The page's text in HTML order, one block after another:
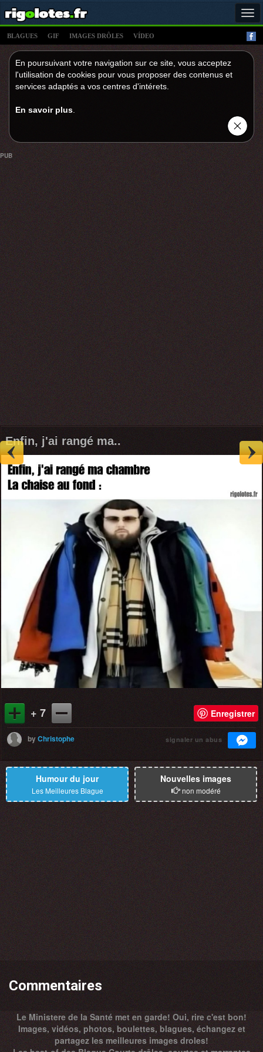
BLAGUES GIF IMAGES DRÔLES VÍDEO
En poursuivant votre navigation sur ce site, vous acceptez
l'utilisation de cookies pour vous proposer des contenus et
services adaptés a vos centres d'intérets.
En savoir plus
PUB
Enfin, j'ai rangé ma..
+ 7 Enregistrer
byChristophe signaler un abus
Humour du jour
Les Meilleures Blague
Nouvelles images
non modéré
Commentaires
Le Ministere de la Santé met en garde! Oui, rire c'est bon!
Images, vidéos, photos, boulettes, blagues, échangez et
partagez les meilleures images droles!